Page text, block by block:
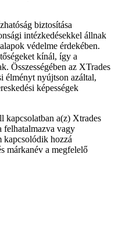
biztosítása
intézkedésekkel állnak
védelme érdekében.
kínál, így a
Összességében az XTrades
élményt nyújtson azáltal,
képességek
kapcsolatban a(z) Xtrades
felhatalmazva vagy
kapcsolódik hozzá
márkanév a megfelelő